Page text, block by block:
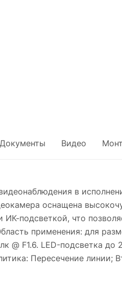
Документы Видео
в
оснащена
подсветкой, что
применения: для
@ F1.6. LED-подсветка
Пересечение линии;